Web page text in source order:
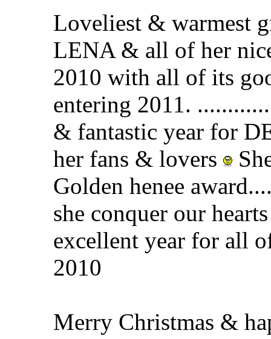
Loveliest & warmest
LENA & all of her
2010 with all of its
entering 2011.
& fantastic year for
her fans & lovers
Golden henee
she conquer our
excellent year for all
2010
Merry Christmas &